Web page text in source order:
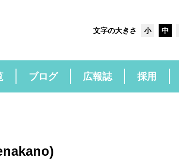
文字の大きさ 小 中
ブログ 広報誌 採用